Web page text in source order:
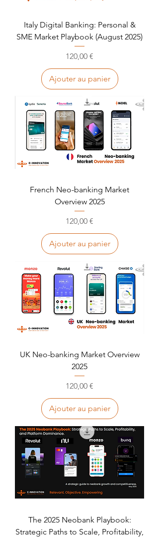
Italy Digital Banking: Personal &
SME Market Playbook (August 2025)
Prix
120,00 €
Ajouter au panier
French Neo-banking Market
Overview 2025
Prix
120,00 €
Ajouter au panier
UK Neo-banking Market Overview
2025
Prix
120,00 €
Ajouter au panier
The 2025 Neobank Playbook:
Strategic Paths to Scale, Profitability,